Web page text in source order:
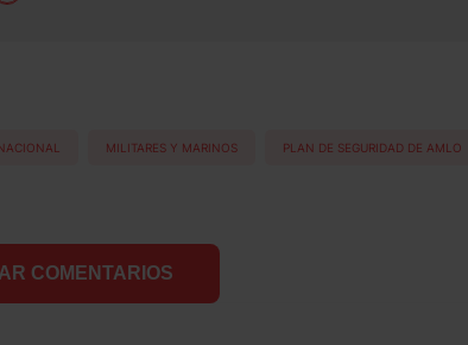
MILITARES Y MARINOS PLAN DE SEGURIDAD DE AMLO
COMENTARIOS